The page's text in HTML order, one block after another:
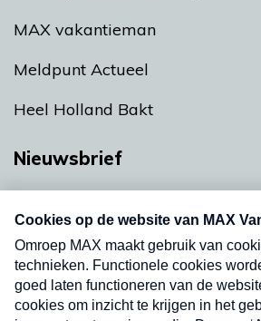
MAX vakantieman
Meldpunt Actueel
Heel Holland Bakt
Nieuwsbrief
Neem hier een gratis
nieuwsbrief. Elke vrijdag- en
uw mailbox.